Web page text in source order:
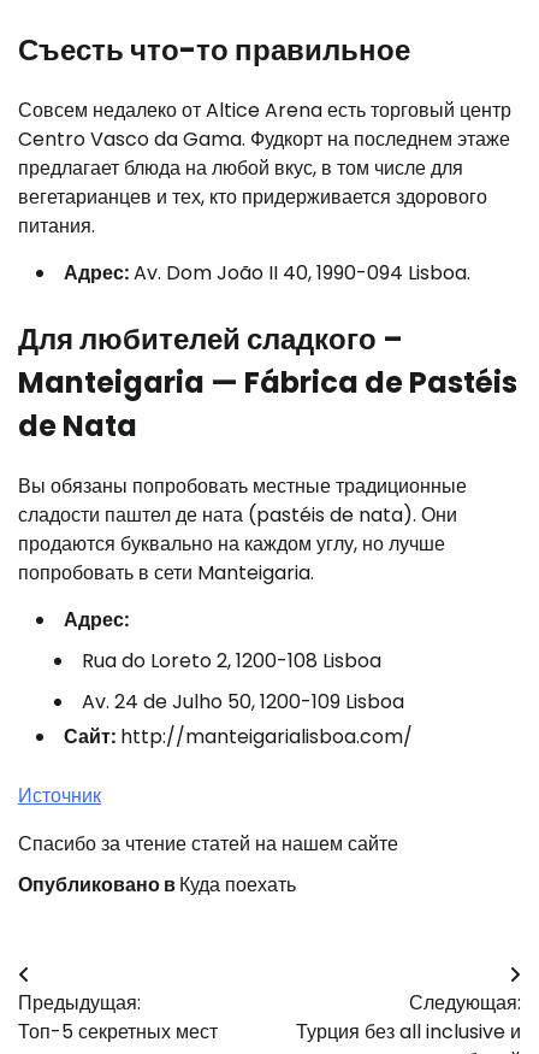
Съесть что-то правильное
Совсем недалеко от Altice Arena есть торговый центр
Centro Vasco da Gama. Фудкорт на последнем этаже
предлагает блюда на любой вкус, в том числе для
вегетарианцев и тех, кто придерживается здорового
питания.
Адрес:Av. Dom João II 40, 1990-094 Lisboa.
Для любителей сладкого –
Manteigaria — Fábrica de Pastéis
de Nata
Вы обязаны попробовать местные традиционные
сладости паштел де ната (pastéis de nata). Они
продаются буквально на каждом углу, но лучше
попробовать в сети Manteigaria.
Адрес:
Rua do Loreto 2, 1200-108 Lisboa
Av. 24 de Julho 50, 1200-109 Lisboa
Сайт: http://manteigarialisboa.com/
Источник
Спасибо за чтение статей на нашем сайте
Опубликовано вКуда поехать
Навигация
по
Предыдущая:
Топ-5 секретных мест
Следующая:
Турция без all inclusive и